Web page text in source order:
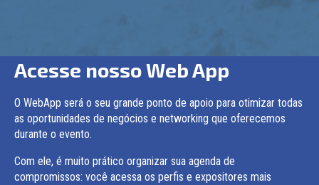
Acesse nosso Web App
O WebApp será o seu grande ponto de apoio para otimizar todas
as oportunidades de negócios e networking que oferecemos
durante o evento.
Com ele, é muito prático organizar sua agenda de
compromissos: você acessa os perfis e expositores mais